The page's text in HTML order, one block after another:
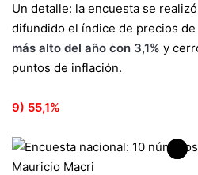
Un detalle: la encuesta se
difundido el índice de precios
más alto del año con 3,1% y
puntos de inflación.
9) 55,1%